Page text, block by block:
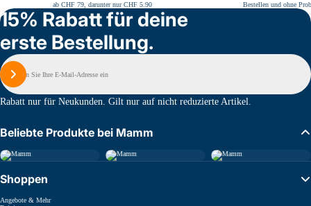
ab CHF 79, darunter nur CHF 5.90 Bestellen und ohne
15% Rabatt für deine
erste Bestellung.
Mail
Melden Sie sich an
Rabatt nur für Neukunden. Gilt nur auf nicht reduzierte Artikel.
Shoppen
Angebote & Mehr
Beliebte Produkte bei Mamm